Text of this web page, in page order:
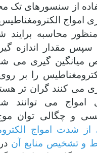
از سنسورهای
امواج
محاسبه برایند
مقدار اندازه
گیری می
را بر
می کنند گران تر
امواج می توانند
و چگالی توان
از شدت امواج
و تشخیص منابع آن